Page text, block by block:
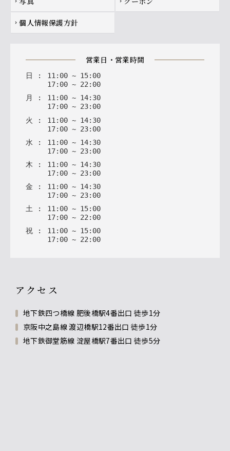
chevron_right chevron_right
chevron_right 個人情報保護方針
営業日・営業時間
日 : 11: 00 ~ 15: 00
17: 00 ~ 22: 00
月
: 11: 00 ~ 14: 30
17: 00 ~ 23: 00
火
: 11 : 00 ~ 14: 30
17: 00 ~ 23: 00
水 : 11 : 00 ~ 14: 30
17: 00 ~ 23: 00
木 : 11 : 00 ~ 14: 30
17: 00 ~ 23: 00
金 : 11 : 00 ~ 14: 30
17: 00 ~ 23: 00
土 : 11: 00 ~ 15: 00
17: 00 ~ 22: 00
祝 : 11: 00 ~ 15: 00
17: 00 ~ 22: 00
アクセス
地下鉄四つ橋線 肥後橋駅4番出口 徒歩1分
京阪中之島線 渡辺橋駅12番出口 徒歩1分
地下鉄御堂筋線 淀屋橋駅7番出口 徒歩5分